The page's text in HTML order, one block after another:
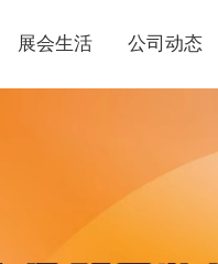
展会生活 公司动态